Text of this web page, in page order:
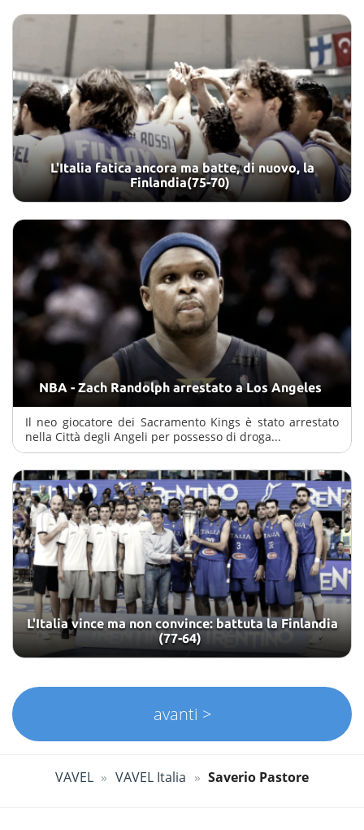
L'Italia fatica ancora ma batte, di nuovo, la
Finlandia(75-70)
NBA - Zach Randolph arrestato a Los Angeles
Il neo giocatore dei Sacramento Kings è stato arrestato
nella Città degli Angeli per possesso di droga...
L'Italia vince ma non convince: battuta la Finlandia
(77-64)
avanti >
VAVEL VAVEL Italia Saverio Pastore